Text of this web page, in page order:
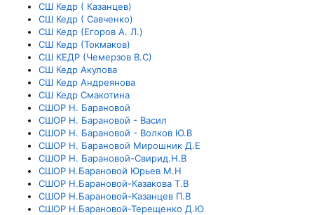
СШ Кедр ( Казанцев)
СШ Кедр ( Савченко)
СШ Кедр (Егоров А. Л.)
СШ Кедр (Токмаков)
СШ КЕДР (Чемерзов В.С)
СШ Кедр Акулова
СШ Кедр Андреянова
СШ Кедр Смакотина
СШОР Н. Барановой
СШОР Н. Барановой - Васил
СШОР Н. Барановой - Волков Ю.В
СШОР Н. Барановой Мирошник Д.Е
СШОР Н. Барановой-Свирид.Н.В
СШОР Н.Барановой Юрьев М.Н
СШОР Н.Барановой-Казакова Т.В
СШОР Н.Барановой-Казанцев П.В
СШОР Н.Барановой-Терещенко Д.Ю